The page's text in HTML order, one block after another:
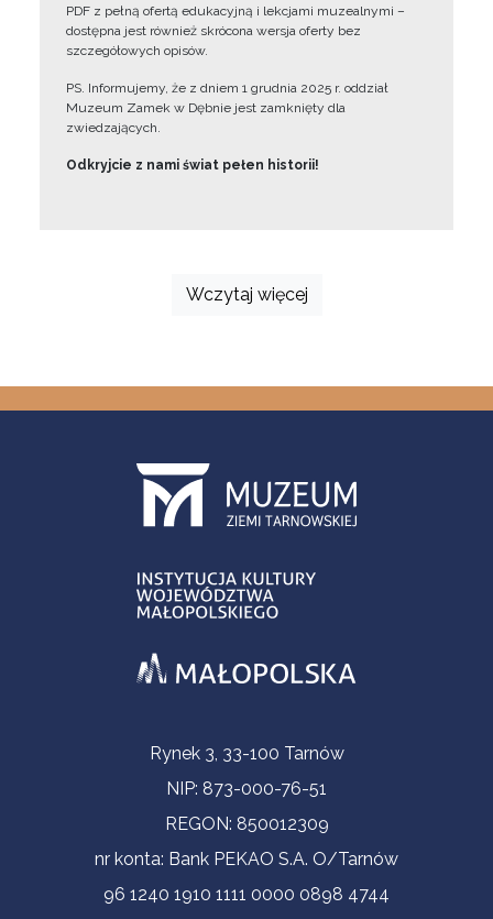
PDF z pełną ofertą edukacyjną i lekcjami muzealnymi –
dostępna jest również skrócona wersja oferty bez
szczegółowych opisów.
PS. Informujemy, że z dniem 1 grudnia 2025 r. oddział
Muzeum Zamek w Dębnie jest zamknięty dla
zwiedzających.
Odkryjcie z nami świat pełen historii!
Wczytaj więcej
Informacje kontaktoweRynek 3, 33-100 Tarnów
NIP: 873-000-76-51
REGON: 850012309
nr konta: Bank PEKAO S.A. O/Tarnów
96 1240 1910 1111 0000 0898 4744